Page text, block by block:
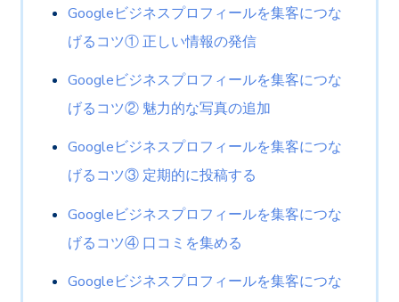
Googleビジネスプロフィールを集客につな
げるコツ① 正しい情報の発信
Googleビジネスプロフィールを集客につな
げるコツ② 魅力的な写真の追加
Googleビジネスプロフィールを集客につな
げるコツ③ 定期的に投稿する
Googleビジネスプロフィールを集客につな
げるコツ④ 口コミを集める
Googleビジネスプロフィールを集客につな